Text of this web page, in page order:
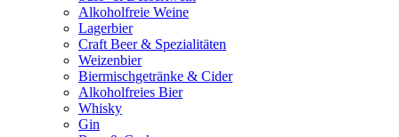
Alkoholfreie Weine
Lagerbier
Craft Beer & Spezialitäten
Weizenbier
Biermischgetränke & Cider
Alkoholfreies Bier
Whisky
Gin